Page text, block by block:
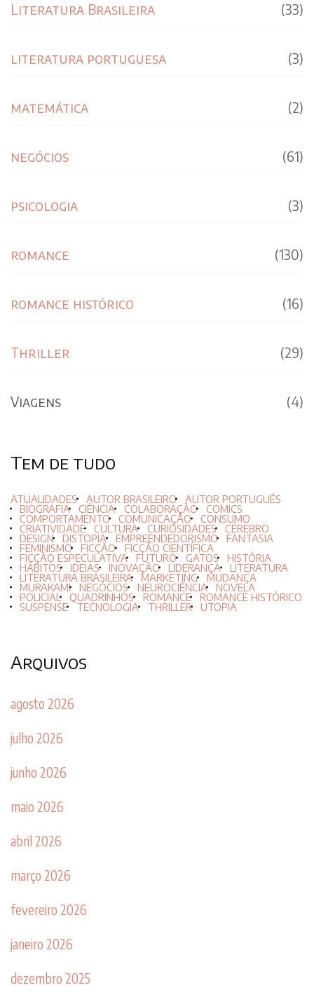
Literatura Brasileira (33)
literatura portuguesa (3)
matemática (2)
negócios (61)
psicologia (3)
romance (130)
romance histórico (16)
Thriller (29)
Viagens (4)
Tem de tudo
ATUALIDADES AUTOR BRASILEIRO AUTOR PORTUGUÊS
BIOGRAFIA CIÊNCIA COLABORAÇÃO COMICS
COMPORTAMENTO COMUNICAÇÃO CONSUMO
CRIATIVIDADE CULTURA CURIOSIDADES CÉREBRO
DESIGN DISTOPIA EMPREENDEDORISMO FANTASIA
FEMINISMO FICÇÃO FICÇÃO CIENTÍFICA
FICÇÃO ESPECULATIVA FUTURO GATOS HISTÓRIA
HÁBITOS IDEIAS INOVAÇÃO LIDERANÇA LITERATURA
LITERATURA BRASILEIRA MARKETING MUDANÇA
MURAKAMI NEGÓCIOS NEUROCIÊNCIA NOVELA
POLICIAL QUADRINHOS ROMANCE ROMANCE HISTÓRICO
SUSPENSE TECNOLOGIA THRILLER UTOPIA
Arquivos
agosto 2026
julho 2026
junho 2026
maio 2026
abril 2026
março 2026
fevereiro 2026
janeiro 2026
dezembro 2025